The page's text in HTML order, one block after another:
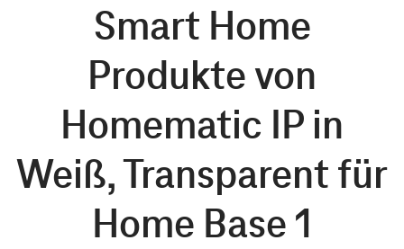
Smart Home
Produkte von
Homematic IP in
Weiß, Transparent für
Home Base 1